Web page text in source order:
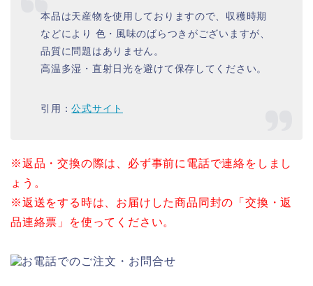
本品は天産物を使用しておりますので、収穫時期
などにより 色・風味のばらつきがございますが、
品質に問題はありません。
高温多湿・直射日光を避けて保存してください。
引用：公式サイト
※返品・交換の際は、必ず事前に電話で連絡をしまし
ょう。
※返送をする時は、お届けした商品同封の「交換・返
品連絡票」を使ってください。